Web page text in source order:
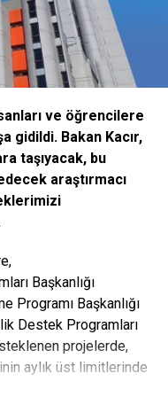
çıktı
ve öğrencilere
gidildi. Bakan Kacır,
taşıyacak, bu
araştırmacı
Başkanlığı
Programı Başkanlığı
Destek Programları
projelerde,
aylık üst limitlerinde